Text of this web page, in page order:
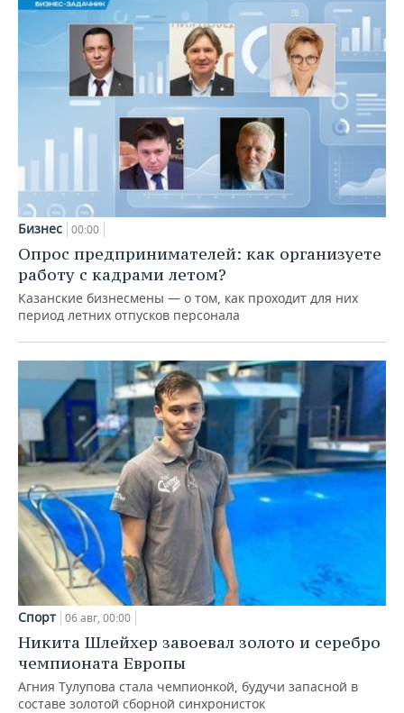
Бизнес 00:00
Опрос предпринимателей: как организуете
работу с кадрами летом?
Казанские бизнесмены — о том, как проходит для них
период летних отпусков персонала
Спорт 06 авг, 00:00
Никита Шлейхер завоевал золото и серебро
чемпионата Европы
Агния Тулупова стала чемпионкой, будучи запасной в
составе золотой сборной синхронисток